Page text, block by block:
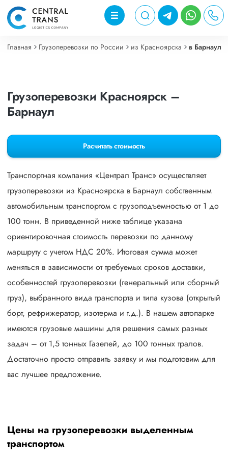
Главная Грузоперевозки по России из Красноярска в Барнаул
Грузоперевозки Красноярск –
Барнаул
Расчитать стоимость
Транспортная компания «Централ Транс» осуществляет
грузоперевозки из Красноярска в Барнаул собственным
автомобильным транспортом с грузоподъемностью от 1 до
100 тонн. В приведенной ниже таблице указана
ориентировочная стоимость перевозки по данному
маршруту с учетом НДС 20%. Итоговая сумма может
меняться в зависимости от требуемых сроков доставки,
особенностей грузоперевозки (генеральный или сборный
груз), выбранного вида транспорта и типа кузова (открытый
борт, рефрижератор, изотерма и т.д.). В нашем автопарке
имеются грузовые машины для решения самых разных
задач – от 1,5 тонных Газелей, до 100 тонных тралов.
Достаточно просто отправить заявку и мы подготовим для
вас лучшее предложение.
Цены на грузоперевозки выделенным
транспортом